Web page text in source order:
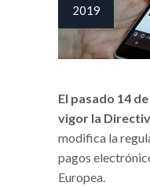
2019
El pasado 14
vigor la
modifica la
pagos
Europea.